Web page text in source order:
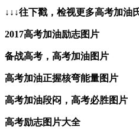
↓↓↓往下戳，检视更多高考加油
2017高考加油励志图片
备战高考，高考加油图片
高考加油正握核弯能量图片
高考加油段闷，高考必胜图片
高考励志图片大全